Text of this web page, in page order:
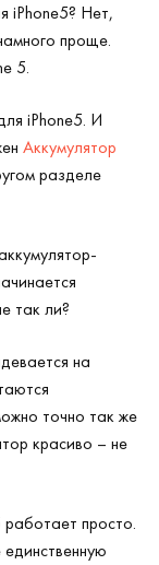
iPhone5? Нет,
проще.
5.
iPhone5. И
Аккумулятор
разделе
так ли?
на
точно так же
красиво – не
работает просто.